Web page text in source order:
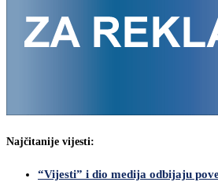
Najčitanije vijesti:
“Vijesti” i dio medija odbijaju